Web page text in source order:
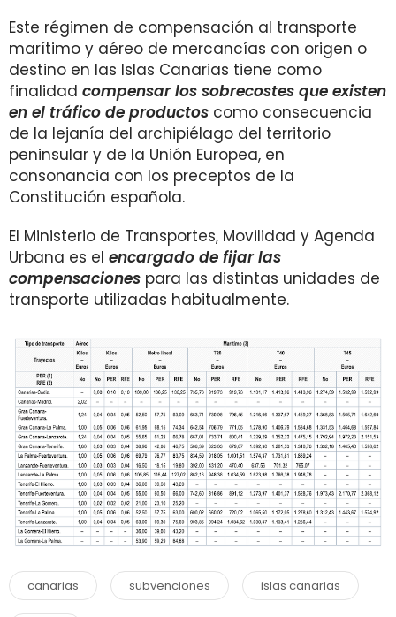
Este régimen de compensación al transporte
marítimo y aéreo de mercancías con origen o
destino en las Islas Canarias tiene como
finalidad compensar los sobrecostes que existen
en el tráfico de productos como consecuencia
de la lejanía del archipiélago del territorio
peninsular y de la Unión Europea, en
consonancia con los preceptos de la
Constitución española.
El Ministerio de Transportes, Movilidad y Agenda
Urbana es el encargado de fijar las
compensaciones para las distintas unidades de
transporte utilizadas habitualmente.
canarias subvenciones islas canarias